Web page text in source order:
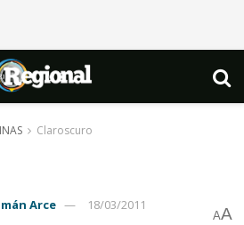
Claroscuro
Arce
18/03/2011
AA